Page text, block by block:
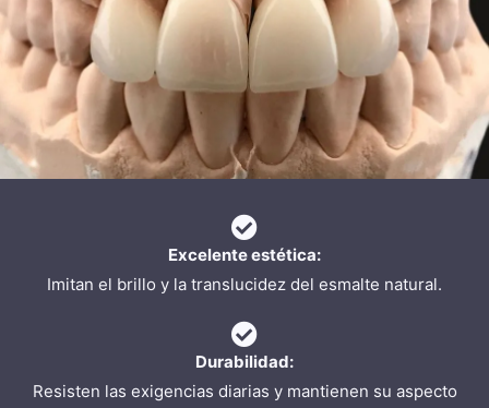
Excelente estética:
Imitan el brillo y la translucidez del esmalte natural.
Durabilidad:
Resisten las exigencias diarias y mantienen su aspecto